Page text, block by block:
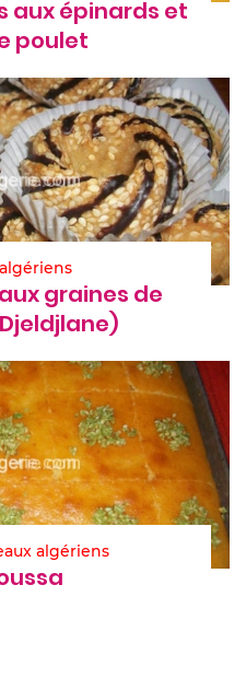
aux épinards et
poulet
graines de
algériens